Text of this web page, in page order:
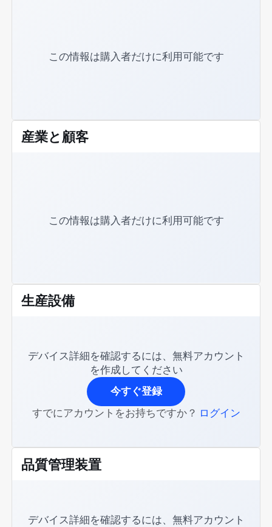
この情報は購入者だけに利用可能です
産業と顧客
この情報は購入者だけに利用可能です
生産設備
デバイス詳細を確認するには、無料アカウント
を作成してください
今すぐ登録
すでにアカウントをお持ちですか？ ログイン
品質管理装置
デバイス詳細を確認するには、無料アカウント